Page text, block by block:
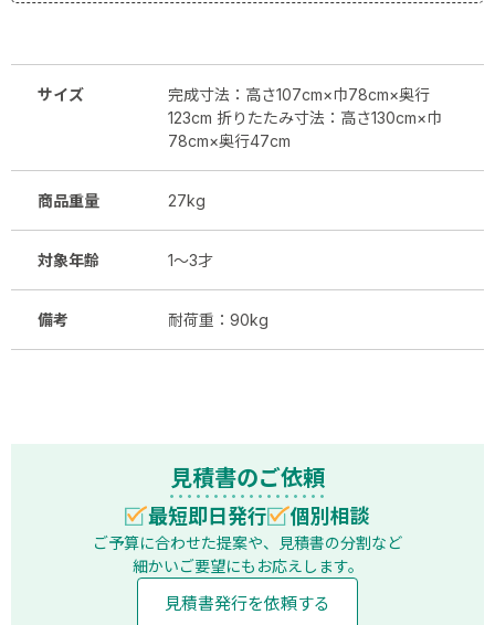
サイズ
完成寸法：高さ107cm×巾78cm×奥行
123cm 折りたたみ寸法：高さ130cm×巾
78cm×奥行47cm
商品重量 27kg
対象年齢 1～3才
備考 耐荷重：90kg
見積書のご依頼
最短即日発行 個別相談
ご予算に合わせた提案や、見積書の分割など
細かいご要望にもお応えします。
見積書発行を依頼する